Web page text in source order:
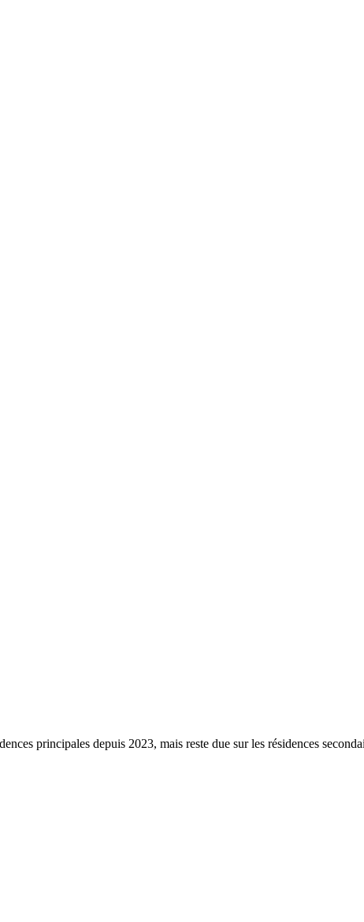
principales depuis 2023, mais reste due sur les résidences